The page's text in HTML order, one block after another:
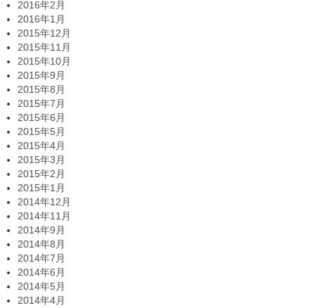
2016年2月
2016年1月
2015年12月
2015年11月
2015年10月
2015年9月
2015年8月
2015年7月
2015年6月
2015年5月
2015年4月
2015年3月
2015年2月
2015年1月
2014年12月
2014年11月
2014年9月
2014年8月
2014年7月
2014年6月
2014年5月
2014年4月